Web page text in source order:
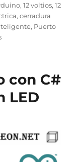
,12 voltios,12
,cerradura
, Puerto
con C#
LED